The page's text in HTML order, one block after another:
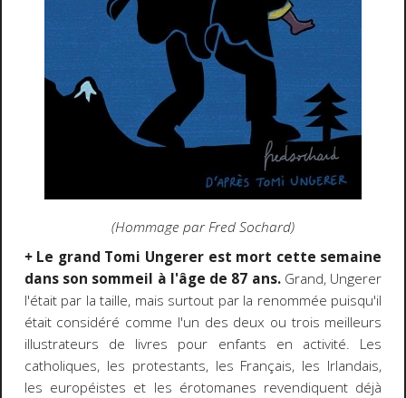
(Hommage par Fred Sochard)
+ Le grand Tomi Ungerer est mort cette semaine
dans son sommeil à l'âge de 87 ans.Grand, Ungerer
l'était par la taille, mais surtout par la renommée puisqu'il
était considéré comme l'un des deux ou trois meilleurs
illustrateurs de livres pour enfants en activité. Les
catholiques, les protestants, les Français, les Irlandais,
les européistes et les érotomanes revendiquent déjà